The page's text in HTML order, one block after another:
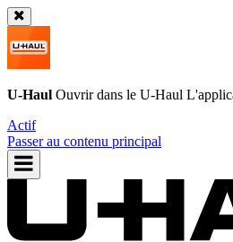
U-Haul Ouvrir dans le U-Haul
Actif
Passer au contenu principal